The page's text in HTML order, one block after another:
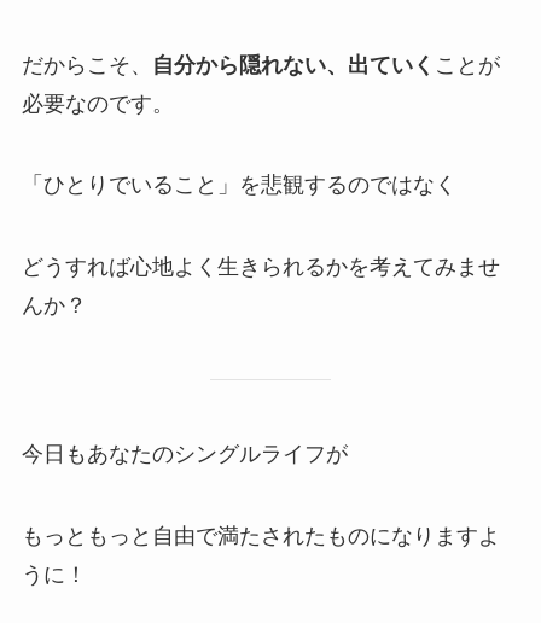
だからこそ、 自分から隠れない、出ていく ことが
必要なのです。
「ひとりでいること」を悲観するのではなく
どうすれば心地よく生きられるかを考えてみませ
んか？
今日もあなたのシングルライフが
もっともっと自由で満たされたものになりますよ
うに！